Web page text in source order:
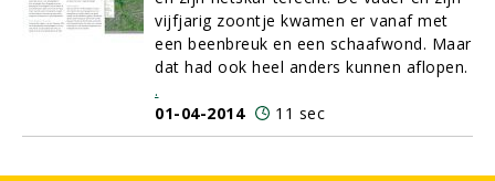
vijfjarig zoontje kwamen er vanaf met
een beenbreuk en een schaafwond. Maar
dat had ook heel anders kunnen aflopen.
.
01-04-2014
11 sec